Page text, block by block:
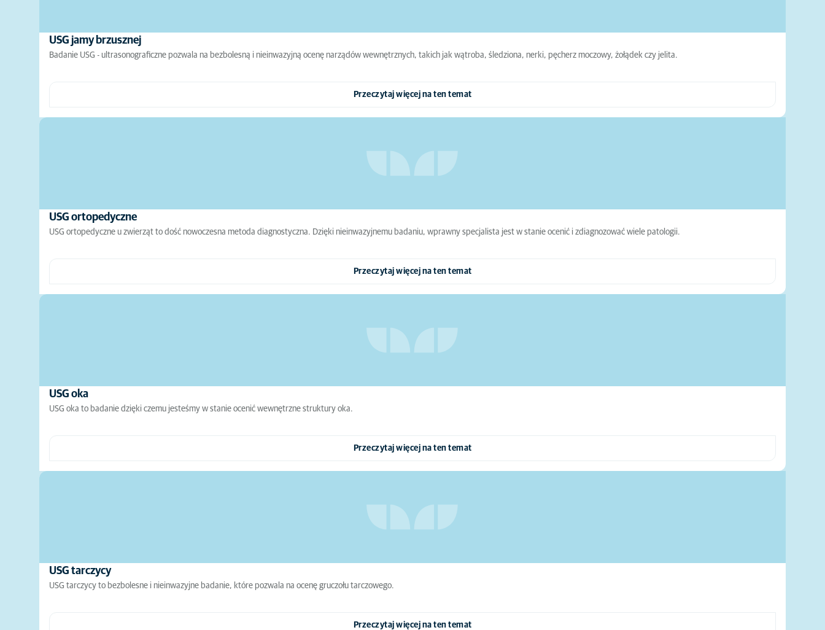
USG jamy brzusznej
Badanie USG - ultrasonograficzne pozwala na bezbolesną i nieinwazyjną ocenę narządów wewnętrznych, takich jak wątroba, śledziona, nerki, pęcherz moczowy, żołądek czy jelita.
Przeczytaj więcej na ten temat
USG ortopedyczne
USG ortopedyczne u zwierząt to dość nowoczesna metoda diagnostyczna. Dzięki nieinwazyjnemu badaniu, wprawny specjalista jest w stanie ocenić i zdiagnozować wiele patologii.
Przeczytaj więcej na ten temat
USG oka
USG oka to badanie dzięki czemu jesteśmy w stanie ocenić wewnętrzne struktury oka.
Przeczytaj więcej na ten temat
USG tarczycy
USG tarczycy to bezbolesne i nieinwazyjne badanie, które pozwala na ocenę gruczołu tarczowego.
Przeczytaj więcej na ten temat